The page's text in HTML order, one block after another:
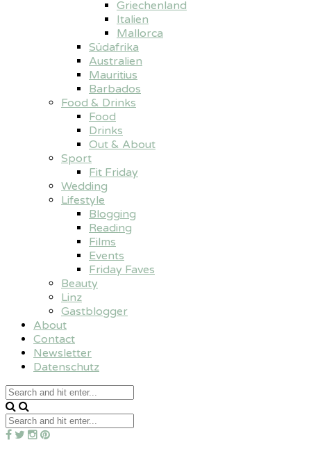
Griechenland
Italien
Mallorca
Südafrika
Australien
Mauritius
Barbados
Food & Drinks
Food
Drinks
Out & About
Sport
Fit Friday
Wedding
Lifestyle
Blogging
Reading
Films
Events
Friday Faves
Beauty
Linz
Gastblogger
About
Contact
Newsletter
Datenschutz